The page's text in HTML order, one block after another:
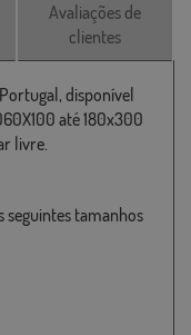
Avaliações de
clientes
disponível
até 180x300
livre.
seguintes tamanhos